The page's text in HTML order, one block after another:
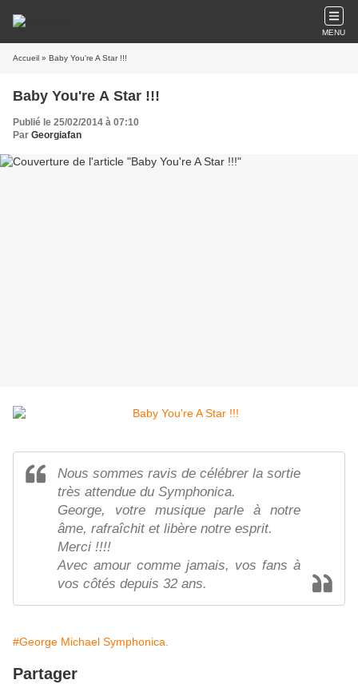
MENU
Accueil » Baby You're A Star !!!
Baby You're A Star !!!
Publié le 25/02/2014 à 07:10
Par Georgiafan
Nous sommes ravis de célébrer la sortie
très attendue du Symphonica.
George, votre musique parle à notre
âme, rafraîchit et libère notre esprit.
Merci !!!!
Avec amour comme jamais, vos fans à
vos côtés depuis 32 ans.
#George Michael Symphonica.
Partager